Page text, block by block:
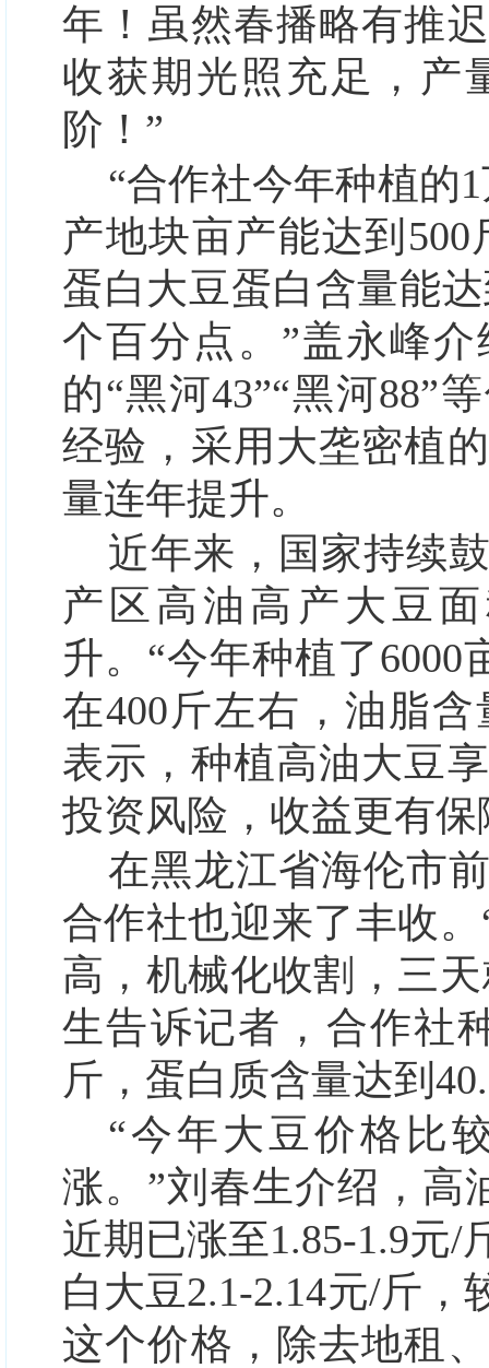
年！虽然春播略有推
收获期光照充足，产
阶！”
“合作社今年种植的
产地块亩产能达到
蛋白大豆蛋白含量能
个百分点。”盖永峰
的“黑河43”“黑河88”
经验，采用大垄密植
量连年提升。
近年来，国家持续
产区高油高产大豆
升。“今年种植了6000
在400斤左右，油脂含
表示，种植高油大豆
投资风险，收益更有保
在黑龙江省海伦市
合作社也迎来了丰收
高，机械化收割，三
生告诉记者，合作社
斤，蛋白质含量达到
“今年大豆价格比
涨。”刘春生介绍，高
近期已涨至1.85-1.9元/
白大豆2.1-2.14元/斤，
这个价格，除去地租